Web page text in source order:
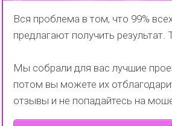
Вся проблема в том, что 99%
предлагают получить
Мы собрали для вас лучшие
потом вы можете их
отзывы и не попадайтесь на